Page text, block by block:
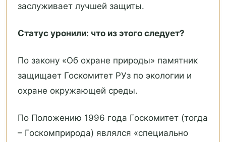
заслуживает лучшей защиты.
Статус уронили: что из этого следует?
По закону «Об охране природы» памятник
защищает Госкомитет РУз по экологии и
охране окружающей среды.
По Положению 1996 года Госкомитет (тогда
– Госкомприрода) являлся «специально